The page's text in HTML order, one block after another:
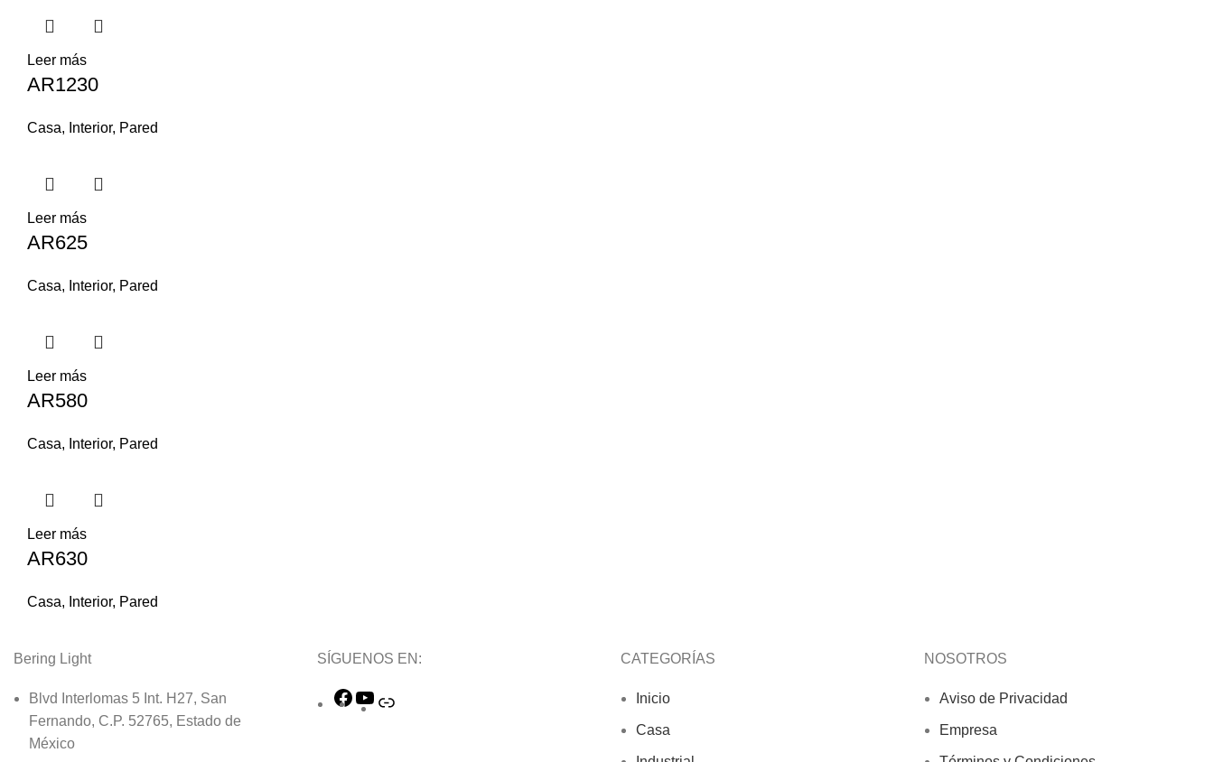
Leer más
AR1230
Casa, Interior, Pared
Leer más
AR625
Casa, Interior, Pared
Leer más
AR580
Casa, Interior, Pared
Leer más
AR630
Casa, Interior, Pared
Bering Light
Blvd Interlomas 5 Int. H27, San
Fernando, C.P. 52765, Estado de
México
SÍGUENOS EN:
Facebook
YouTube
CATEGORÍAS
Inicio
Casa
NOSOTROS
Aviso de Privacidad
Empresa